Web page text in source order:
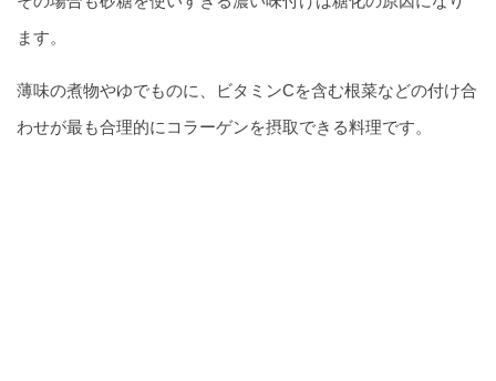
ます。
薄味の煮物やゆでものに、ビタミンCを含む根菜などの付け合
わせが最も合理的にコラーゲンを摂取できる料理です。